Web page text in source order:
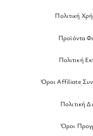
Πολιτική
Προϊόντα
Πολιτική
Όροι Affiliate
Πολιτική
Όροι